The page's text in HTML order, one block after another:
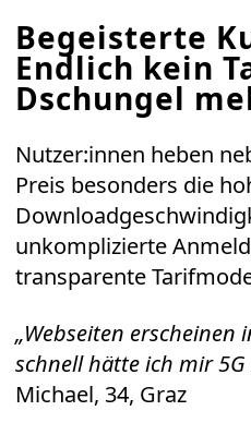
Begeisterte
Endlich kein
Dschungel
Nutzer:innen heben
Preis besonders die
unkomplizierte
transparente
„Webseiten erscheinen
schnell hätte ich mir
Michael, 34, Graz